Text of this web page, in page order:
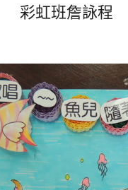
彩虹班詹詠程